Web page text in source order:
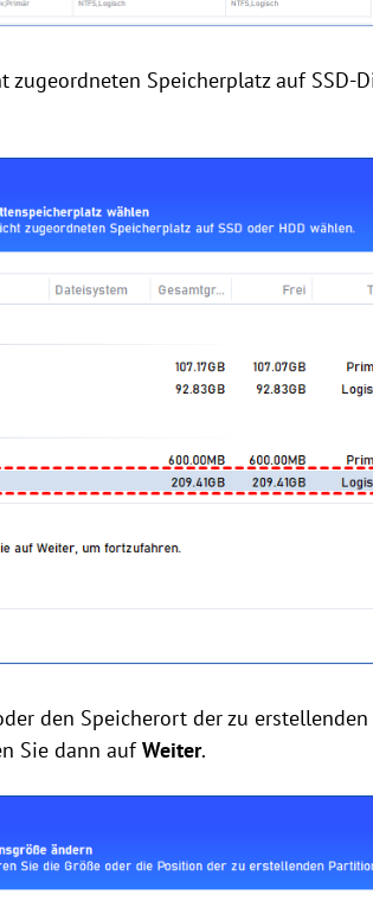
zugeordneten Speicherplatz auf
den Speicherort der zu
Sie dann aufWeiter.